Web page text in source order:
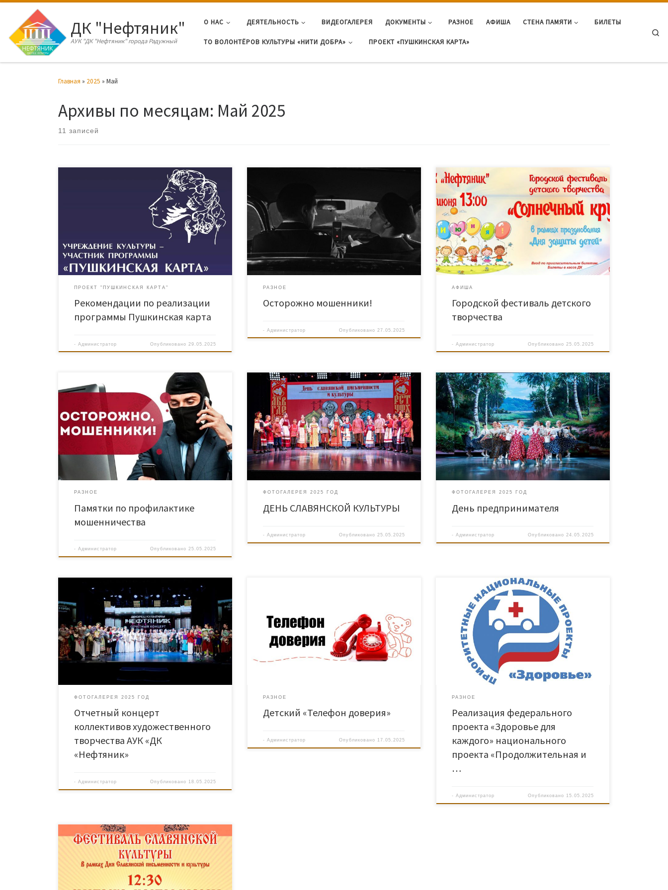
Перейти к содержимому
ДК "Нефтяник"
АУК "ДК "Нефтяник" города Радужный
О НАС ДЕЯТЕЛЬНОСТЬ ВИДЕОГАЛЕРЕЯ ДОКУМЕНТЫ РАЗНОЕ АФИША СТЕНА ПАМЯТИ БИЛЕТЫ
ТО ВОЛОНТЁРОВ КУЛЬТУРЫ «НИТИ ДОБРА» ПРОЕКТ «ПУШКИНСКАЯ КАРТА»
Главная » 2025 » Май
Архивы по месяцам: Май 2025
11 записей
ПРОЕКТ "ПУШКИНСКАЯ КАРТА"
Рекомендации по реализации
программы Пушкинская карта
-Администратор Опубликовано 29.05.2025
РАЗНОЕ
Осторожно мошенники!
-Администратор Опубликовано 27.05.2025
АФИША
Городской фестиваль детского
творчества
-Администратор Опубликовано 25.05.2025
РАЗНОЕ
Памятки по профилактике
мошенничества
-Администратор Опубликовано 25.05.2025
ФОТОГАЛЕРЕЯ 2025 ГОД
ДЕНЬ СЛАВЯНСКОЙ КУЛЬТУРЫ
-Администратор Опубликовано 25.05.2025
ФОТОГАЛЕРЕЯ 2025 ГОД
День предпринимателя
-Администратор Опубликовано 24.05.2025
ФОТОГАЛЕРЕЯ 2025 ГОД
Отчетный концерт
коллективов художественного
творчества АУК «ДК
«Нефтяник»
-Администратор Опубликовано 18.05.2025
РАЗНОЕ
Детский «Телефон доверия»
-Администратор Опубликовано 17.05.2025
РАЗНОЕ
Реализация федерального
проекта «Здоровье для
каждого» национального
проекта «Продолжительная и
…
-Администратор Опубликовано 15.05.2025